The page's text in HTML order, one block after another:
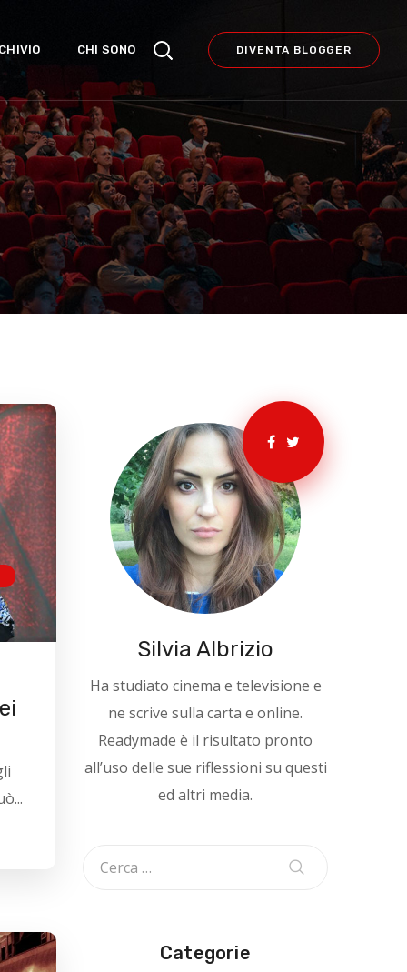
CHI SONO DIVENTA BLOGGER
Silvia Albrizio
Ha studiato cinema e televisione e
ne scrive sulla carta e online.
Readymade è il risultato pronto
all’uso delle sue riflessioni su questi
ed altri media.
Categorie